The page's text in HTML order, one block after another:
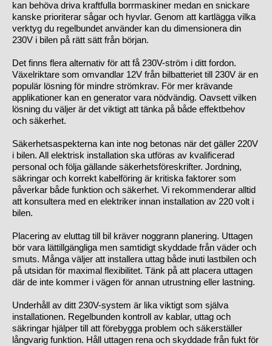
kan behöva driva kraftfulla borrmaskiner medan en snickare
kanske prioriterar sågar och hyvlar. Genom att kartlägga vilka
verktyg du regelbundet använder kan du dimensionera din
230V i bilen på rätt sätt från början.
Det finns flera alternativ för att få 230V-ström i ditt fordon.
Växelriktare som omvandlar 12V från bilbatteriet till 230V är en
populär lösning för mindre strömkrav. För mer krävande
applikationer kan en generator vara nödvändig. Oavsett vilken
lösning du väljer är det viktigt att tänka på både effektbehov
och säkerhet.
Säkerhetsaspekterna kan inte nog betonas när det gäller 220V
i bilen. All elektrisk installation ska utföras av kvalificerad
personal och följa gällande säkerhetsföreskrifter. Jordning,
säkringar och korrekt kabelföring är kritiska faktorer som
påverkar både funktion och säkerhet. Vi rekommenderar alltid
att konsultera med en elektriker innan installation av 220 volt i
bilen.
Placering av eluttag till bil kräver noggrann planering. Uttagen
bör vara lättillgängliga men samtidigt skyddade från väder och
smuts. Många väljer att installera uttag både inuti lastbilen och
på utsidan för maximal flexibilitet. Tänk på att placera uttagen
där de inte kommer i vägen för annan utrustning eller lastning.
Underhåll av ditt 230V-system är lika viktigt som själva
installationen. Regelbunden kontroll av kablar, uttag och
säkringar hjälper till att förebygga problem och säkerställer
långvarig funktion. Håll uttagen rena och skyddade från fukt för